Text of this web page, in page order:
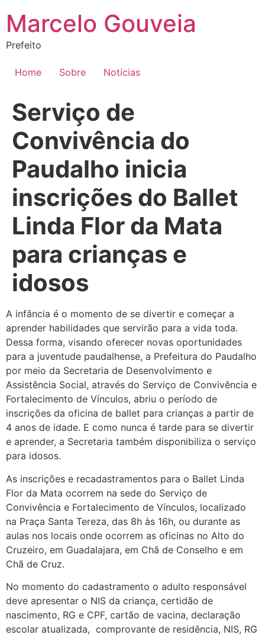
para
conteúdo
Marcelo Gouveia
Prefeito
Home Sobre Notícias
Serviço de
Convivência do
Paudalho inicia
inscrições do Ballet
Linda Flor da Mata
para crianças e
idosos
A infância é o momento de se divertir e começar a
aprender habilidades que servirão para a vida toda.
Dessa forma, visando oferecer novas oportunidades
para a juventude paudalhense, a Prefeitura do Paudalho
por meio da Secretaria de Desenvolvimento e
Assistência Social, através do Serviço de Convivência e
Fortalecimento de Vínculos, abriu o período de
inscrições da oficina de ballet para crianças a partir de
4 anos de idade. E como nunca é tarde para se divertir
e aprender, a Secretaria também disponibiliza o serviço
para idosos.
As inscrições e recadastramentos para o Ballet Linda
Flor da Mata ocorrem na sede do Serviço de
Convivência e Fortalecimento de Vínculos, localizado
na Praça Santa Tereza, das 8h às 16h, ou durante as
aulas nos locais onde ocorrem as oficinas no Alto do
Cruzeiro, em Guadalajara, em Chã de Conselho e em
Chã de Cruz.
No momento do cadastramento o adulto responsável
deve apresentar o NIS da criança, certidão de
nascimento, RG e CPF, cartão de vacina, declaração
escolar atualizada, comprovante de residência, NIS, RG